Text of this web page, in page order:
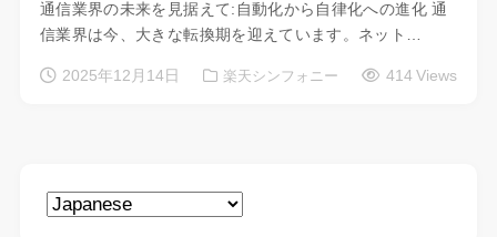
通信業界の未来を見据えて:自動化から自律化への進化 通
信業界は今、大きな転換期を迎えています。ネット…
2025年12月14日 楽天シンフォニー 414 Views